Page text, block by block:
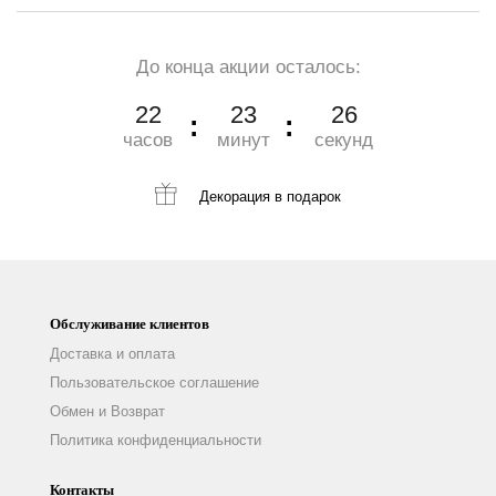
До конца акции осталось:
22
часов
23
минут
24
секунд
Декорация в подарок
Обслуживание клиентов
Доставка и оплата
Пользовательское соглашение
Обмен и Возврат
Политика конфиденциальности
Контакты